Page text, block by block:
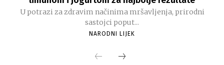
U potrazi za zdravim načinima mršavljenja, prirodni
sastojci poput...
NARODNI LIJEK